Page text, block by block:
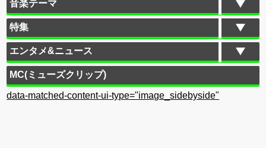
音楽テーマ
特集
エンタメ&ニュース
MC(ミューズクリップ)
data-matched-content-ui-type="image_sidebyside"